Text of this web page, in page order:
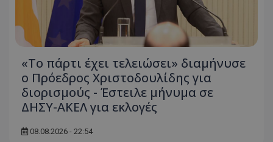
«Το πάρτι έχει τελειώσει» διαμήνυσε
ο Πρόεδρος Χριστοδουλίδης για
διορισμούς - Έστειλε μήνυμα σε
ΔΗΣΥ-ΑΚΕΛ για εκλογές
08.08.2026 - 22:54